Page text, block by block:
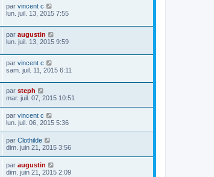
par vincent c
lun. juil. 13, 2015 7:55
par augustin
lun. juil. 13, 2015 9:59
par vincent c
sam. juil. 11, 2015 6:11
par steph
mar. juil. 07, 2015 10:51
par vincent c
lun. juil. 06, 2015 5:36
par Clothilde
dim. juin 21, 2015 3:56
par augustin
dim. juin 21, 2015 2:09